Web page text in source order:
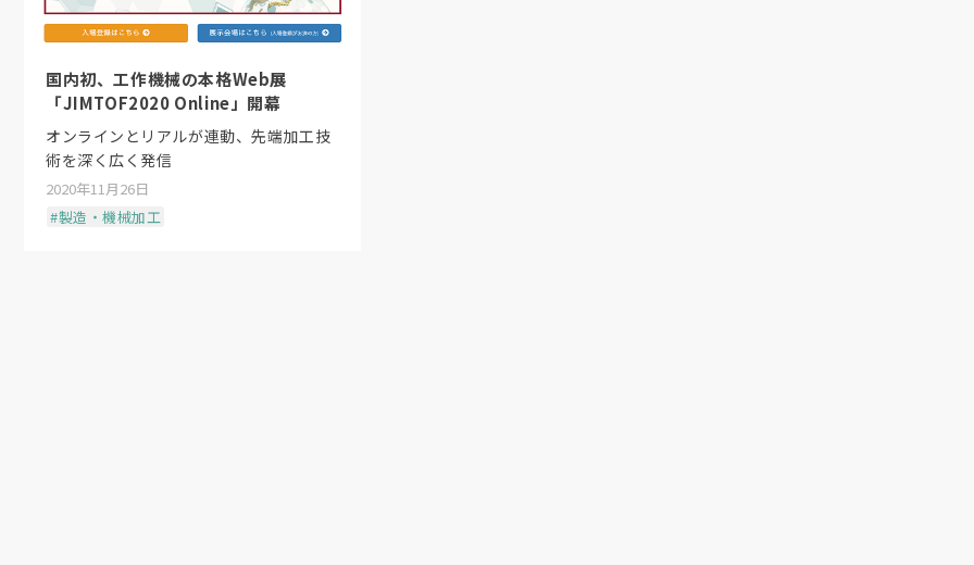
国内初、工作機械の本格Web展
「JIMTOF2020 Online」開幕
オンラインとリアルが連動、先端加工技
術を深く広く発信
2020年11月26日
#製造・機械加工